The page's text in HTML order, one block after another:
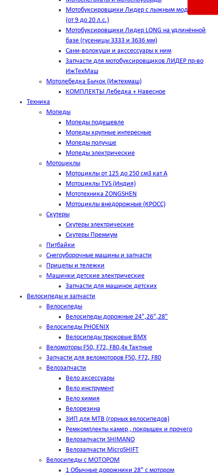
Мотобуксировщики Лидер с лыжным модулем
(от 9 до 20 л.с.)
Мотобуксировщики Лидер LONG на удлинённой
базе (гусеницы 3333 и 3636 мм)
Сани-волокуши и акссессуары к ним
Запчасти для мотобуксировщиков ЛИДЕР пр-во
ИжТехМаш
Мотолебедка Бычок (Ижтехмаш)
КОМПЛЕКТЫ Лебедка + Навесное
Техника
Мопеды
Мопеды подешевле
Мопеды крупные интересные
Мопеды получше
Мопеды электрические
Мотоциклы
Мотоциклы от 125 до 250 см3 кат А
Мотоциклы TVS (Индия)
Мототехника ZONGSHEN
Мотоциклы внедорожные (КРОСС)
Скутеры
Скутеры электрические
Скутеры Премиум
Питбайки
Снегоуборочные машины и запчасти
Прицепы и тележки
Машинки детские электрические
Запчасти для машинок детских
Велосипеды и запчасти
Велосипеды
Велосипеды дорожные 24",26",28"
Велосипеды PHOENIX
Велосипеды трюковые BMX
Веломоторы F50, F72, F80,4х Тактные
Запчасти для веломоторов F50, F72, F80
Велозапчасти
Вело аксессуары
Вело инструмент
Вело химия
Велорезина
ЗИП для MTB (горных велосипедов)
Ремкомплекты камер , покрышек и прочего
Велозапчасти SHIMANO
Велозапчасти MicroSHIFT
Велосипеды с МОТОРОМ
1 Обычные дорожники 28" с мотором